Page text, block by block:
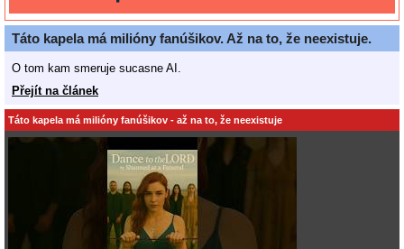
Táto kapela má milióny fanúšikov. Až na to, že neexistuje.
O tom kam smeruje sucasne AI.
Přejít na článek
Táto kapela má milióny fanúšikov - až na to, že neexistuje